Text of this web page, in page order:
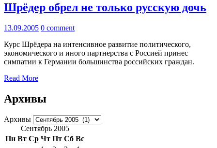
Шрёдер обрел не только русскую дочь
13.09.2005 0 comment
Курс Шрёдера на интенсивное развитие политического,
экономического и иного партнерства с Россией принес
симпатии к Германии большинства российских граждан.
Read More
Архивы
Архивы
Сентябрь 2005
Пн Вт Ср Чт Пт Сб Вс